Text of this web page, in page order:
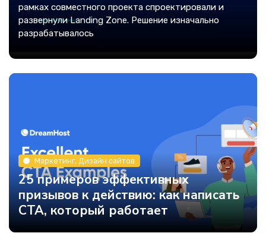
рамках совместного проекта спроектировали и
развернули Landing Zone. Решение изначально
разрабатывалось
Маркетинг, Дизайн сайтов
25 примеров эффективных
призывов к действию: как написать
CTA, который работает